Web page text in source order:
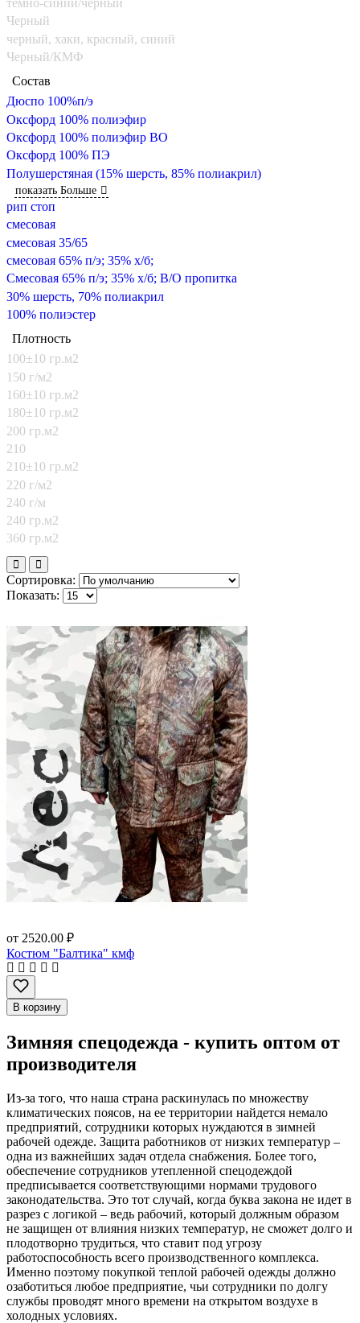
тёмно-синий/черный
Черный
черный, хаки, красный, синий
Черный/КМФ
Состав
Дюспо 100%п/э
Оксфорд 100% полиэфир
Оксфорд 100% полиэфир ВО
Оксфорд 100% ПЭ
Полушерстяная (15% шерсть, 85% полиакрил)
показать Больше
рип стоп
смесовая
смесовая 35/65
смесовая 65% п/э; 35% х/б;
Смесовая 65% п/э; 35% х/б; В/О пропитка
30% шерсть, 70% полиакрил
100% полиэстер
Плотность
100±10 гр.м2
150 г/м2
160±10 гр.м2
180±10 гр.м2
200 гр.м2
210
210±10 гр.м2
220 г/м2
240 г/м
240 гр.м2
360 гр.м2
Сортировка:
Показать:
от 2520.00 ₽
Костюм "Балтика" кмф
В корзину
Зимняя спецодежда - купить оптом от
производителя
Из-за того, что наша страна раскинулась по множеству
климатических поясов, на ее территории найдется немало
предприятий, сотрудники которых нуждаются в зимней
рабочей одежде. Защита работников от низких температур –
одна из важнейших задач отдела снабжения. Более того,
обеспечение сотрудников утепленной спецодеждой
предписывается соответствующими нормами трудового
законодательства. Это тот случай, когда буква закона не идет в
разрез с логикой – ведь рабочий, который должным образом
не защищен от влияния низких температур, не сможет долго и
плодотворно трудиться, что ставит под угрозу
работоспособность всего производственного комплекса.
Именно поэтому покупкой теплой рабочей одежды должно
озаботиться любое предприятие, чьи сотрудники по долгу
службы проводят много времени на открытом воздухе в
холодных условиях.